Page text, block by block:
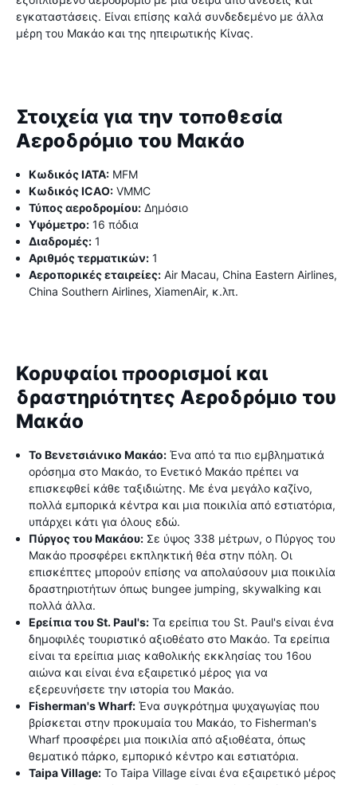
εγκαταστάσεις. Είναι επίσης καλά συνδεδεμένο με άλλα
μέρη του Μακάο και της ηπειρωτικής Κίνας.
Στοιχεία για την τοποθεσία
Αεροδρόμιο του Μακάο
Κωδικός IATA: MFM
Κωδικός ICAO: VMMC
Τύπος αεροδρομίου: Δημόσιο
Υψόμετρο: 16 πόδια
Διαδρομές: 1
Αριθμός τερματικών: 1
Αεροπορικές εταιρείες: Air Macau, China Eastern Airlines,
China Southern Airlines, XiamenAir, κ.λπ.
Κορυφαίοι προορισμοί και
δραστηριότητες Αεροδρόμιο του
Μακάο
Το Βενετσιάνικο Μακάο: Ένα από τα πιο εμβληματικά
ορόσημα στο Μακάο, το Ενετικό Μακάο πρέπει να
επισκεφθεί κάθε ταξιδιώτης. Με ένα μεγάλο καζίνο,
πολλά εμπορικά κέντρα και μια ποικιλία από εστιατόρια,
υπάρχει κάτι για όλους εδώ.
Πύργος του Μακάου: Σε ύψος 338 μέτρων, ο Πύργος του
Μακάο προσφέρει εκπληκτική θέα στην πόλη. Οι
επισκέπτες μπορούν επίσης να απολαύσουν μια ποικιλία
δραστηριοτήτων όπως bungee jumping, skywalking και
πολλά άλλα.
Ερείπια του St. Paul's: Τα ερείπια του St. Paul's είναι ένα
δημοφιλές τουριστικό αξιοθέατο στο Μακάο. Τα ερείπια
είναι τα ερείπια μιας καθολικής εκκλησίας του 16ου
αιώνα και είναι ένα εξαιρετικό μέρος για να
εξερευνήσετε την ιστορία του Μακάο.
Fisherman's Wharf: Ένα συγκρότημα ψυχαγωγίας που
βρίσκεται στην προκυμαία του Μακάο, το Fisherman's
Wharf προσφέρει μια ποικιλία από αξιοθέατα, όπως
θεματικό πάρκο, εμπορικό κέντρο και εστιατόρια.
Taipa Village: Το Taipa Village είναι ένα εξαιρετικό μέρος